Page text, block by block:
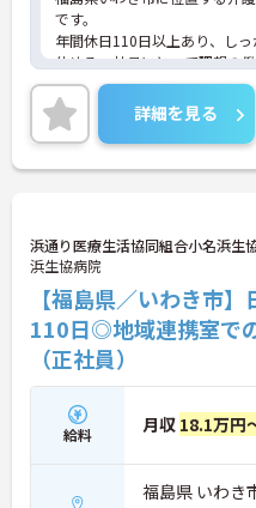
です。
年間休日110日以上あり、し
休める、社員にとって理想の
す。
実務経験はなくてもOK！現場
んでいくことができます。
ご興味をお持ちの方はお気軽
い。
詳細を見る
浜通り医療生活協同組合小名浜生
浜生協病院
【福島県／いわき市
110日◎地域連携室で
（正社員）
給料 月収 18.1万円
福島県 いわき